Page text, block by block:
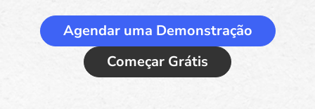
Agendar uma Demonstração
Começar Grátis